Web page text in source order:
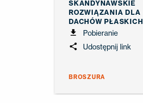
SKANDYNAWSKIE
ROZWIĄZANIA DLA
DACHÓW PŁASKICH
Pobieranie
Udostępnij link
BROSZURA